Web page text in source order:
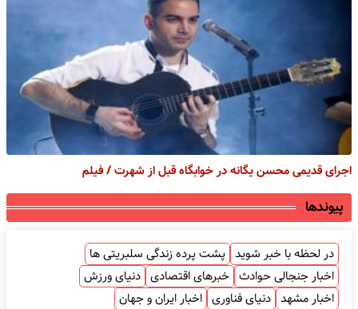
اجرای قدیمی محسن یگانه در خوابگاه قبل از شهرت / فیلم
پیوندها
در لحظه با خبر شوید پشت پرده زندگی سلبریتی ها
اخبار جنجالی حوادث خبرهای اقتصادی دنیای ورزش
اخبار مشهد دنیای فناوری اخبار ایران و جهان